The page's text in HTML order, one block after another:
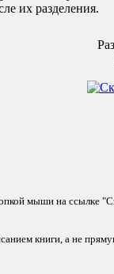
их разделения.
мыши на ссылке
книги, а не